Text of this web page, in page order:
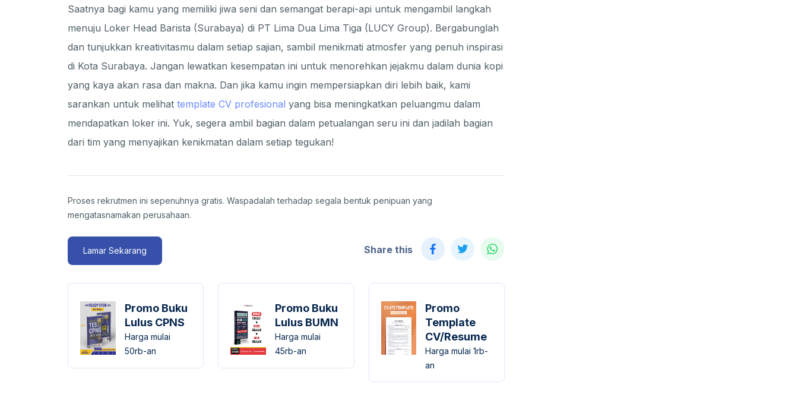
Saatnya bagi kamu yang memiliki jiwa seni dan semangat berapi-api untuk mengambil langkah
menuju Loker Head Barista (Surabaya) di PT Lima Dua Lima Tiga (LUCY Group). Bergabunglah
dan tunjukkan kreativitasmu dalam setiap sajian, sambil menikmati atmosfer yang penuh inspirasi
di Kota Surabaya. Jangan lewatkan kesempatan ini untuk menorehkan jejakmu dalam dunia kopi
yang kaya akan rasa dan makna. Dan jika kamu ingin mempersiapkan diri lebih baik, kami
sarankan untuk melihat template CV profesional yang bisa meningkatkan peluangmu dalam
mendapatkan loker ini. Yuk, segera ambil bagian dalam petualangan seru ini dan jadilah bagian
dari tim yang menyajikan kenikmatan dalam setiap tegukan!
Proses rekrutmen ini sepenuhnya gratis. Waspadalah terhadap segala bentuk penipuan yang
mengatasnamakan perusahaan.
Lamar Sekarang Share this
Promo Buku
Lulus CPNS
Harga mulai
50rb-an
Promo Buku
Lulus BUMN
Harga mulai
45rb-an
Promo
Template
CV/Resume
Harga mulai 1rb-
an